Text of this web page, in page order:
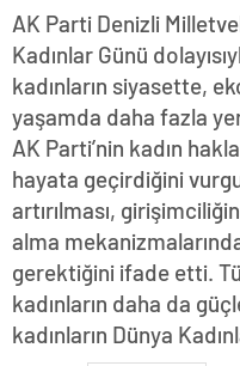
AK Parti Denizli
Kadınlar Günü
kadınların siyasette,
yaşamda daha fazla
AK Parti’nin kadın
hayata geçirdiğini
artırılması,
alma
gerektiğini ifade etti.
kadınların daha da
kadınların Dünya